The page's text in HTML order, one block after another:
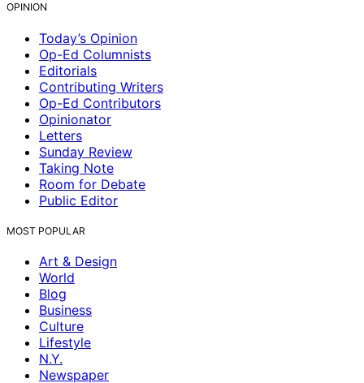
OPINION
Today’s Opinion
Op-Ed Columnists
Editorials
Contributing Writers
Op-Ed Contributors
Opinionator
Letters
Sunday Review
Taking Note
Room for Debate
Public Editor
MOST POPULAR
Art & Design
World
Blog
Business
Culture
Lifestyle
N.Y.
Newspaper